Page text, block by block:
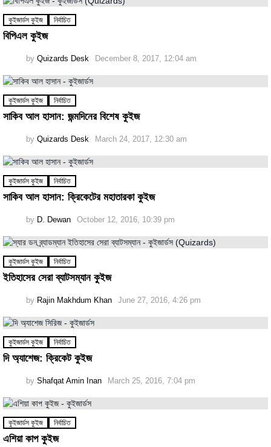
কুইজার্ডস কুইজ নির্বাচিত
বিপিএল কুইজ
by Quizards Desk December 8, 2017, 12:04 am
কুইজার্ডস কুইজ নির্বাচিত
সাকিব আল হাসান: জন্মদিনের বিশেষ কুইজ
by Quizards Desk March 24, 2017, 12:30 am
কুইজার্ডস কুইজ নির্বাচিত
সাকিব আল হাসান: ক্রিকেটের মহাতারকা কুইজ
by D. Dewan October 12, 2016, 10:39 pm
কুইজার্ডস কুইজ নির্বাচিত
ইতিহাসের সেরা ব্যাটসম্যান কুইজ
by Rajin Makhdum Khan June 27, 2016, 4:26 pm
কুইজার্ডস কুইজ নির্বাচিত
দি অ্যাশেজ: ক্রিকেট কুইজ
by Shafqat Amin Inan March 25, 2016, 7:04 pm
কুইজার্ডস কুইজ নির্বাচিত
এশিয়া কাপ কুইজ